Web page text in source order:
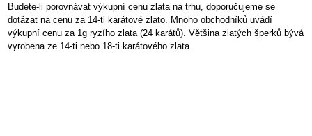
Budete-li porovnávat výkupní cenu zlata na trhu, doporučujeme se
dotázat na cenu za 14-ti karátové zlato. Mnoho obchodníků uvádí
výkupní cenu za 1g ryzího zlata (24 karátů). Většina zlatých šperků bývá
vyrobena ze 14-ti nebo 18-ti karátového zlata.